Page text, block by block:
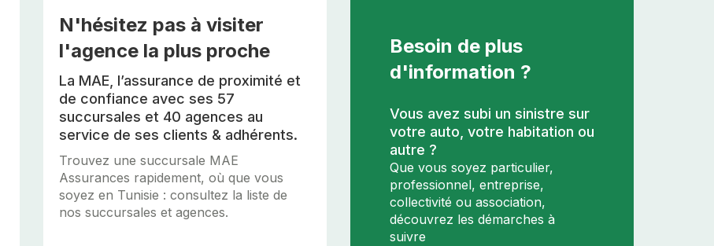
N'hésitez pas à visiter
l'agence la plus proche
La MAE, l’assurance de proximité et
de confiance avec ses 57
succursales et 40 agences au
service de ses clients & adhérents.
Trouvez une succursale MAE
Assurances rapidement, où que vous
soyez en Tunisie : consultez la liste de
nos succursales et agences.
Besoin de plus
d'information ?
Vous avez subi un sinistre sur
votre auto, votre habitation ou
autre ?
Que vous soyez particulier,
professionnel, entreprise,
collectivité ou association,
découvrez les démarches à
suivre